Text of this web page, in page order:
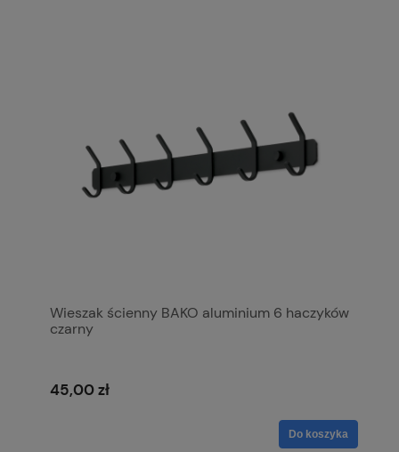
Wieszak ścienny BAKO aluminium 6 haczyków
czarny
45,00 zł
Do koszyka